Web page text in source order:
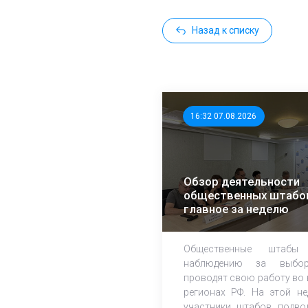
Назад к списку
16:32 07.08.2026
Обзор деятельности
общественных
главное за неделю
Общественные
наблюдению за
проводят свою работу во
регионах РФ. На этой